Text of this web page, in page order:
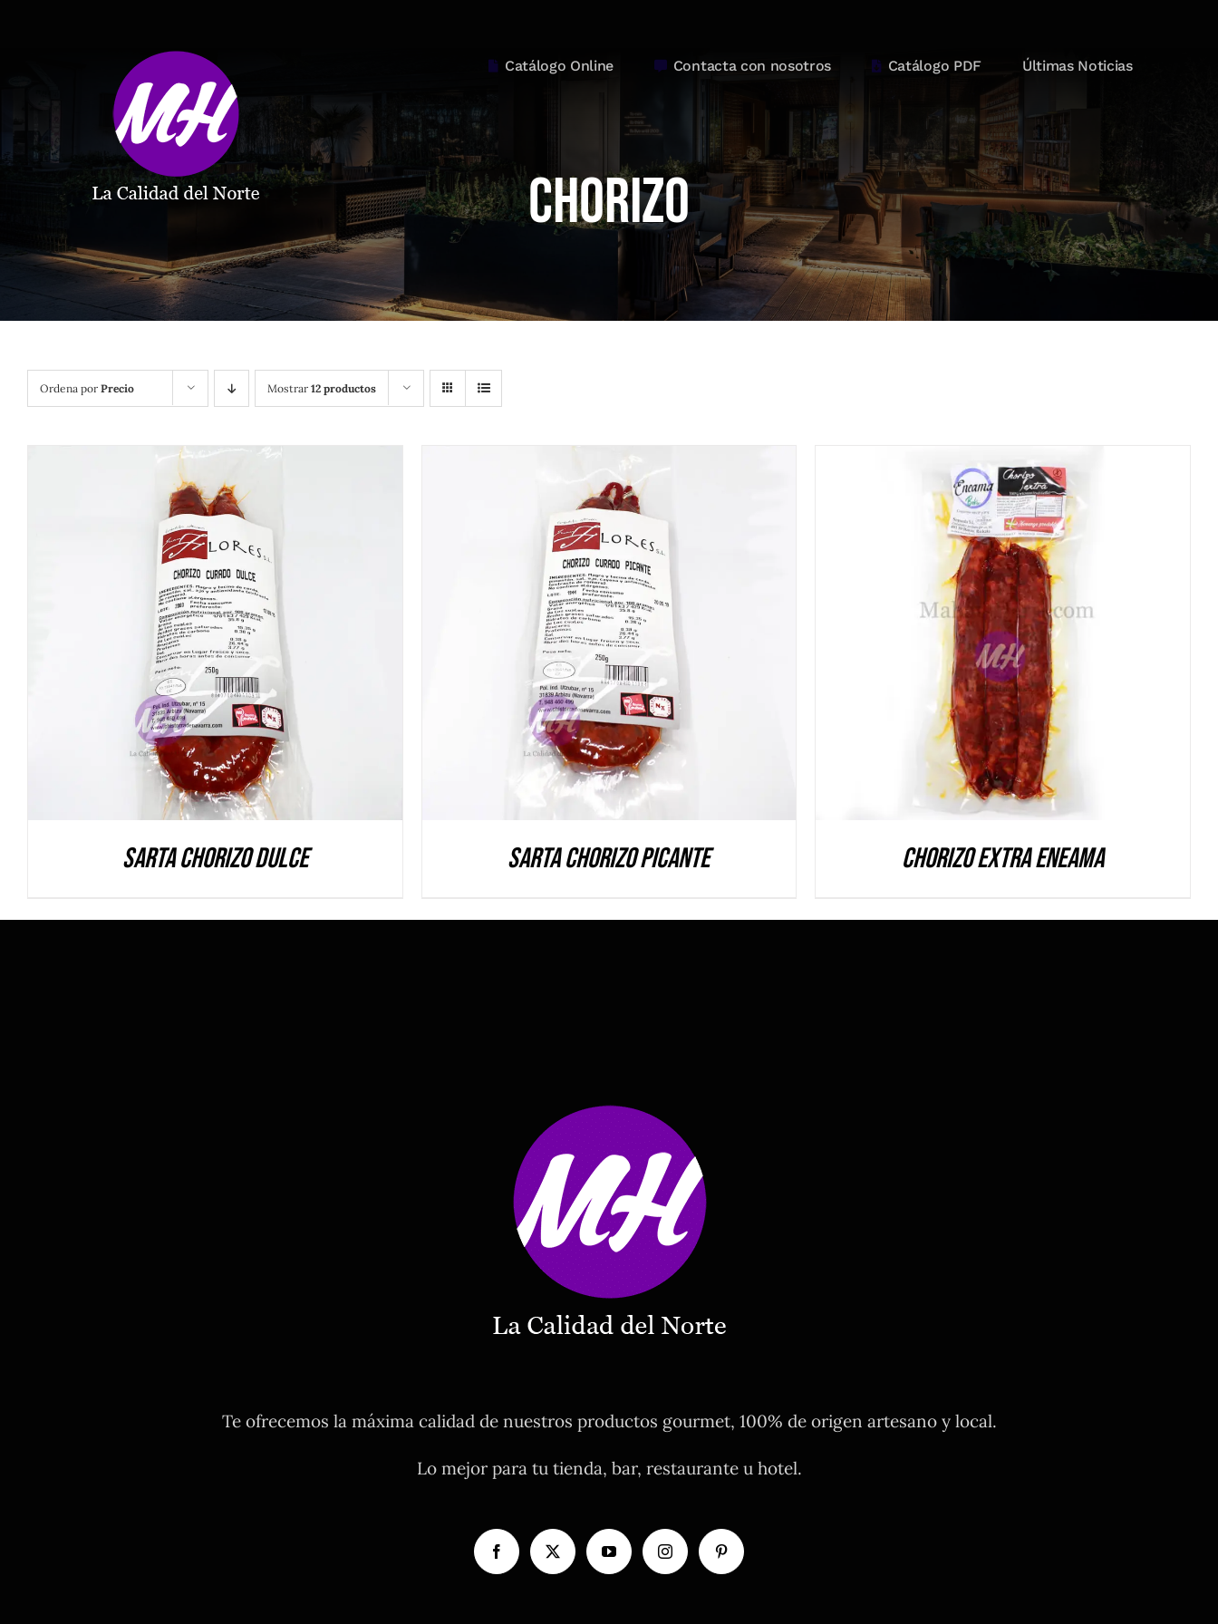
Catálogo Online Contacta con nosotros Catálogo PDF Últimas Noticias
Chorizo
Ordena por Precio Mostrar 12 productos
DETALLES
Sarta Chorizo Dulce
DETALLES
Sarta Chorizo Picante
DETALLES
Chorizo extra Eneama
Te ofrecemos la máxima calidad de nuestros productos gourmet, 100% de origen artesano y local.
Lo mejor para tu tienda, bar, restaurante u hotel.